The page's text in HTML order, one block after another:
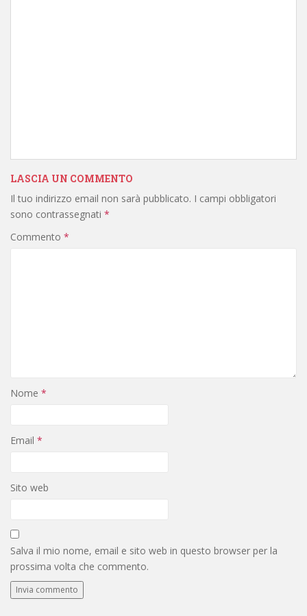
LASCIA UN COMMENTO
Il tuo indirizzo email non sarà pubblicato. I campi obbligatori
sono contrassegnati *
Commento *
Nome *
Email *
Sito web
Salva il mio nome, email e sito web in questo browser per la
prossima volta che commento.